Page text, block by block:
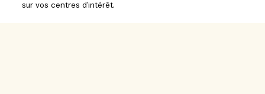
Localisateur de magasin
sur vos centres d'intérêt.